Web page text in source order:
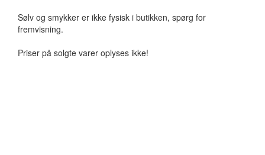
Sølv og smykker er ikke fysisk i butikken, spørg for
fremvisning.
Priser på solgte varer oplyses ikke!